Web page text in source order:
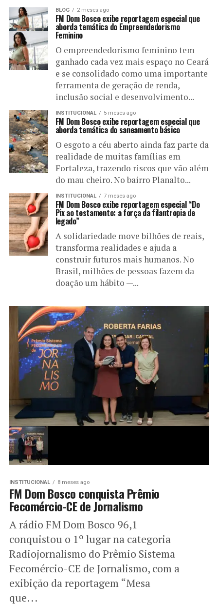
BLOG 2 meses ago
FM Dom Bosco exibe reportagem especial que
aborda temática do Empreendedorismo
Feminino
O empreendedorismo feminino tem
ganhado cada vez mais espaço no Ceará
e se consolidado como uma importante
ferramenta de geração de renda,
inclusão social e desenvolvimento...
INSTITUCIONAL 5 meses ago
FM Dom Bosco exibe reportagem especial que
aborda temática do saneamento básico
O esgoto a céu aberto ainda faz parte da
realidade de muitas famílias em
Fortaleza, trazendo riscos que vão além
do mau cheiro. No bairro Planalto...
INSTITUCIONAL 7 meses ago
FM Dom Bosco exibe reportagem especial “Do
Pix ao testamento: a força da filantropia de
legado”
A solidariedade move bilhões de reais,
transforma realidades e ajuda a
construir futuros mais humanos. No
Brasil, milhões de pessoas fazem da
doação um hábito —...
INSTITUCIONAL 8 meses ago
FM Dom Bosco conquista Prêmio
Fecomércio-CE de Jornalismo
A rádio FM Dom Bosco 96,1
conquistou o 1º lugar na categoria
Radiojornalismo do Prêmio Sistema
Fecomércio-CE de Jornalismo, com a
exibição da reportagem “Mesa
que...